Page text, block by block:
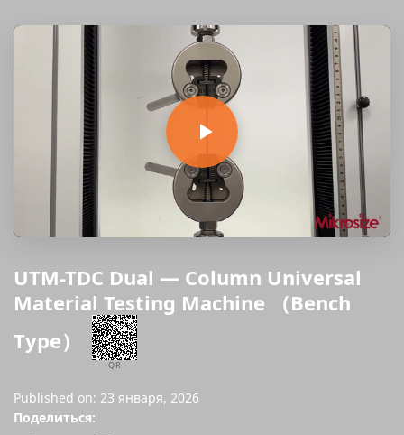
UTM-TDC Dual — Column Universal
Material Testing Machine （Bench
Type）
QR
Published on: 23 января, 2026
Поделиться: